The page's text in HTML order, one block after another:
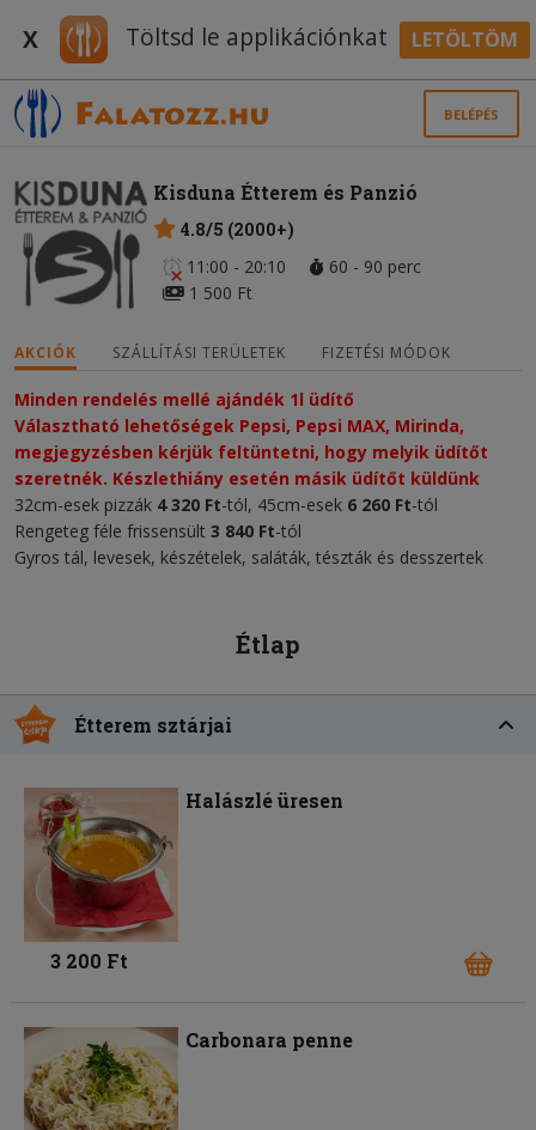
X Töltsd le applikációnkat LETÖLTÖM
BELÉPÉS
Kisduna Étterem és Panzió
4.8/5 (2000+)
11:00 - 20:10
60 - 90 perc
1 500 Ft
AKCIÓK SZÁLLÍTÁSI TERÜLETEK FIZETÉSI MÓDOK
Minden rendelés mellé ajándék 1l üdítő
Választható lehetőségek Pepsi, Pepsi MAX, Mirinda,
megjegyzésben kérjük feltüntetni, hogy melyik üdítőt
szeretnék. Készlethiány esetén másik üdítőt küldünk
32cm-esek pizzák 4 320 Ft-tól, 45cm-esek 6 260 Ft-tól
Rengeteg féle frissensült 3 840 Ft-tól
Gyros tál, levesek, készételek, saláták, tészták és desszertek
Étlap
Étterem sztárjai
Halászlé üresen
3 200 Ft
Carbonara penne